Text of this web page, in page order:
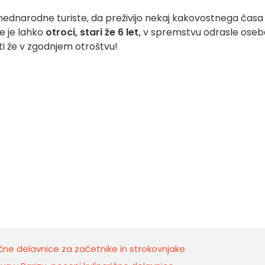
turiste, da preživijo nekaj kakovostnega
je lahko otroci, stari že 6 let,v spremstvu odrasle
že v zgodnjem otroštvu!
delavnice za začetnike in strokovnjake